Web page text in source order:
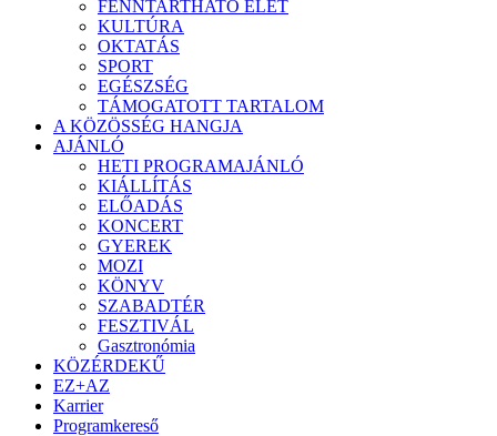
FENNTARTHATÓ ÉLET
KULTÚRA
OKTATÁS
SPORT
EGÉSZSÉG
TÁMOGATOTT TARTALOM
A KÖZÖSSÉG HANGJA
AJÁNLÓ
HETI PROGRAMAJÁNLÓ
KIÁLLÍTÁS
ELŐADÁS
KONCERT
GYEREK
MOZI
KÖNYV
SZABADTÉR
FESZTIVÁL
Gasztronómia
KÖZÉRDEKŰ
EZ+AZ
Karrier
Programkereső